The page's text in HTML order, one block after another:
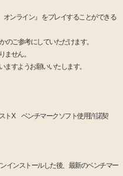
ンライン』 をプレイすることができる
ご参考にしていただけます。
せん。
すようお願いいたします。
トX ベンチマークソフト使用許諾契
インストールした後、最新のベンチマー